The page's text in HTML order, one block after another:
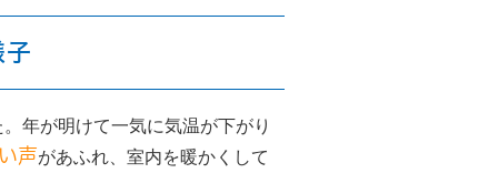
年が明けて一気に気温が下がり
声があふれ、室内を暖かくして